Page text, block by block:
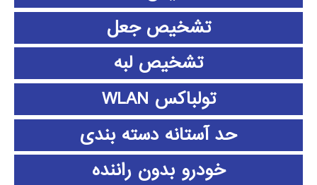
تشخیص جعل
تشخیص لبه
تولباکس WLAN
حد آستانه دسته بندی
خودرو بدون راننده